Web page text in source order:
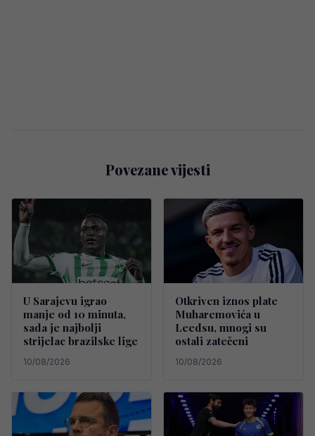
Povezane vijesti
U Sarajevu igrao
manje od 10 minuta,
sada je najbolji
strijelac brazilske lige
10/08/2026
Otkriven iznos plate
Muharemovića u
Leedsu, mnogi su
ostali zatečeni
10/08/2026